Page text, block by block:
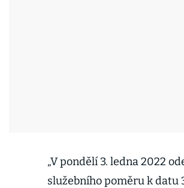
„V pondělí 3. ledna 2022
služebního poměru k datu